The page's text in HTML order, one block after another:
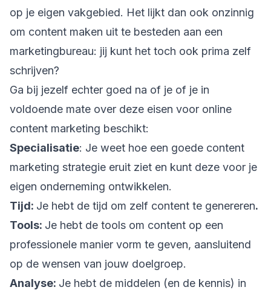
op je eigen vakgebied. Het lijkt dan ook onzinnig
om content maken uit te besteden aan een
marketingbureau: jij kunt het toch ook prima zelf
schrijven?
Ga bij jezelf echter goed na of je of je in
voldoende mate over deze eisen voor online
content marketing beschikt:
Specialisatie: Je weet hoe een goede content
marketing strategie eruit ziet en kunt deze voor je
eigen onderneming ontwikkelen.
Tijd: Je hebt de tijd om zelf content te genereren.
Tools: Je hebt de tools om content op een
professionele manier vorm te geven, aansluitend
op de wensen van jouw doelgroep.
Analyse: Je hebt de middelen (en de kennis) in